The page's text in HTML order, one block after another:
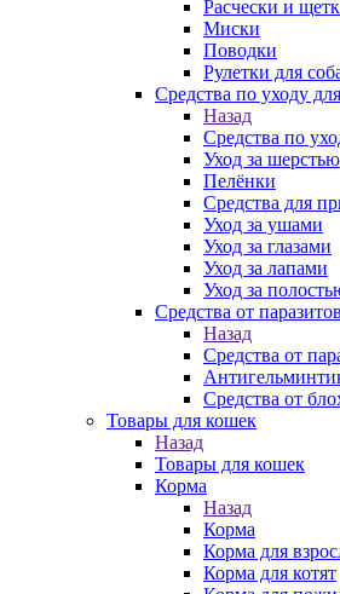
Расчески и
Миски
Поводки
Рулетки для
Средства по уходу
Назад
Средства по
Уход за шерстью
Пелёнки
Средства для
Уход за ушами
Уход за глазами
Уход за лапами
Уход за
Средства от
Назад
Средства от
Средства от
Товары для кошек
Назад
Товары для кошек
Корма
Назад
Корма
Корма для
Корма для котят